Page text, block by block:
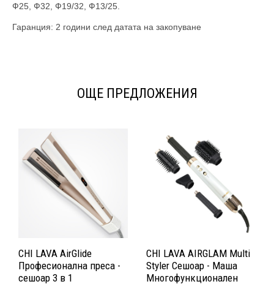
Ф25, Ф32, Ф19/32, Ф13/25.
Гаранция: 2 години след датата на закопуване
ОЩЕ ПРЕДЛОЖЕНИЯ
CHI LAVA AirGlide
Професионална преса -
сешоар 3 в 1
CHI LAVA AIRGLAM Multi
Styler Сешоар - Маша
Многофункционален